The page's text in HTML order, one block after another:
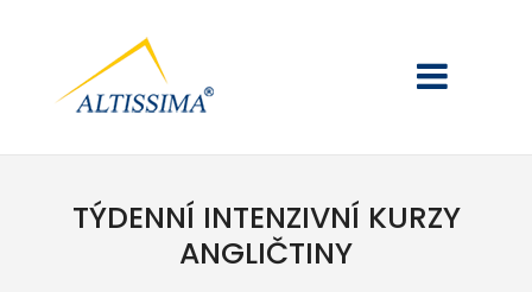
TÝDENNÍ INTENZIVNÍ KURZY
ANGLIČTINY